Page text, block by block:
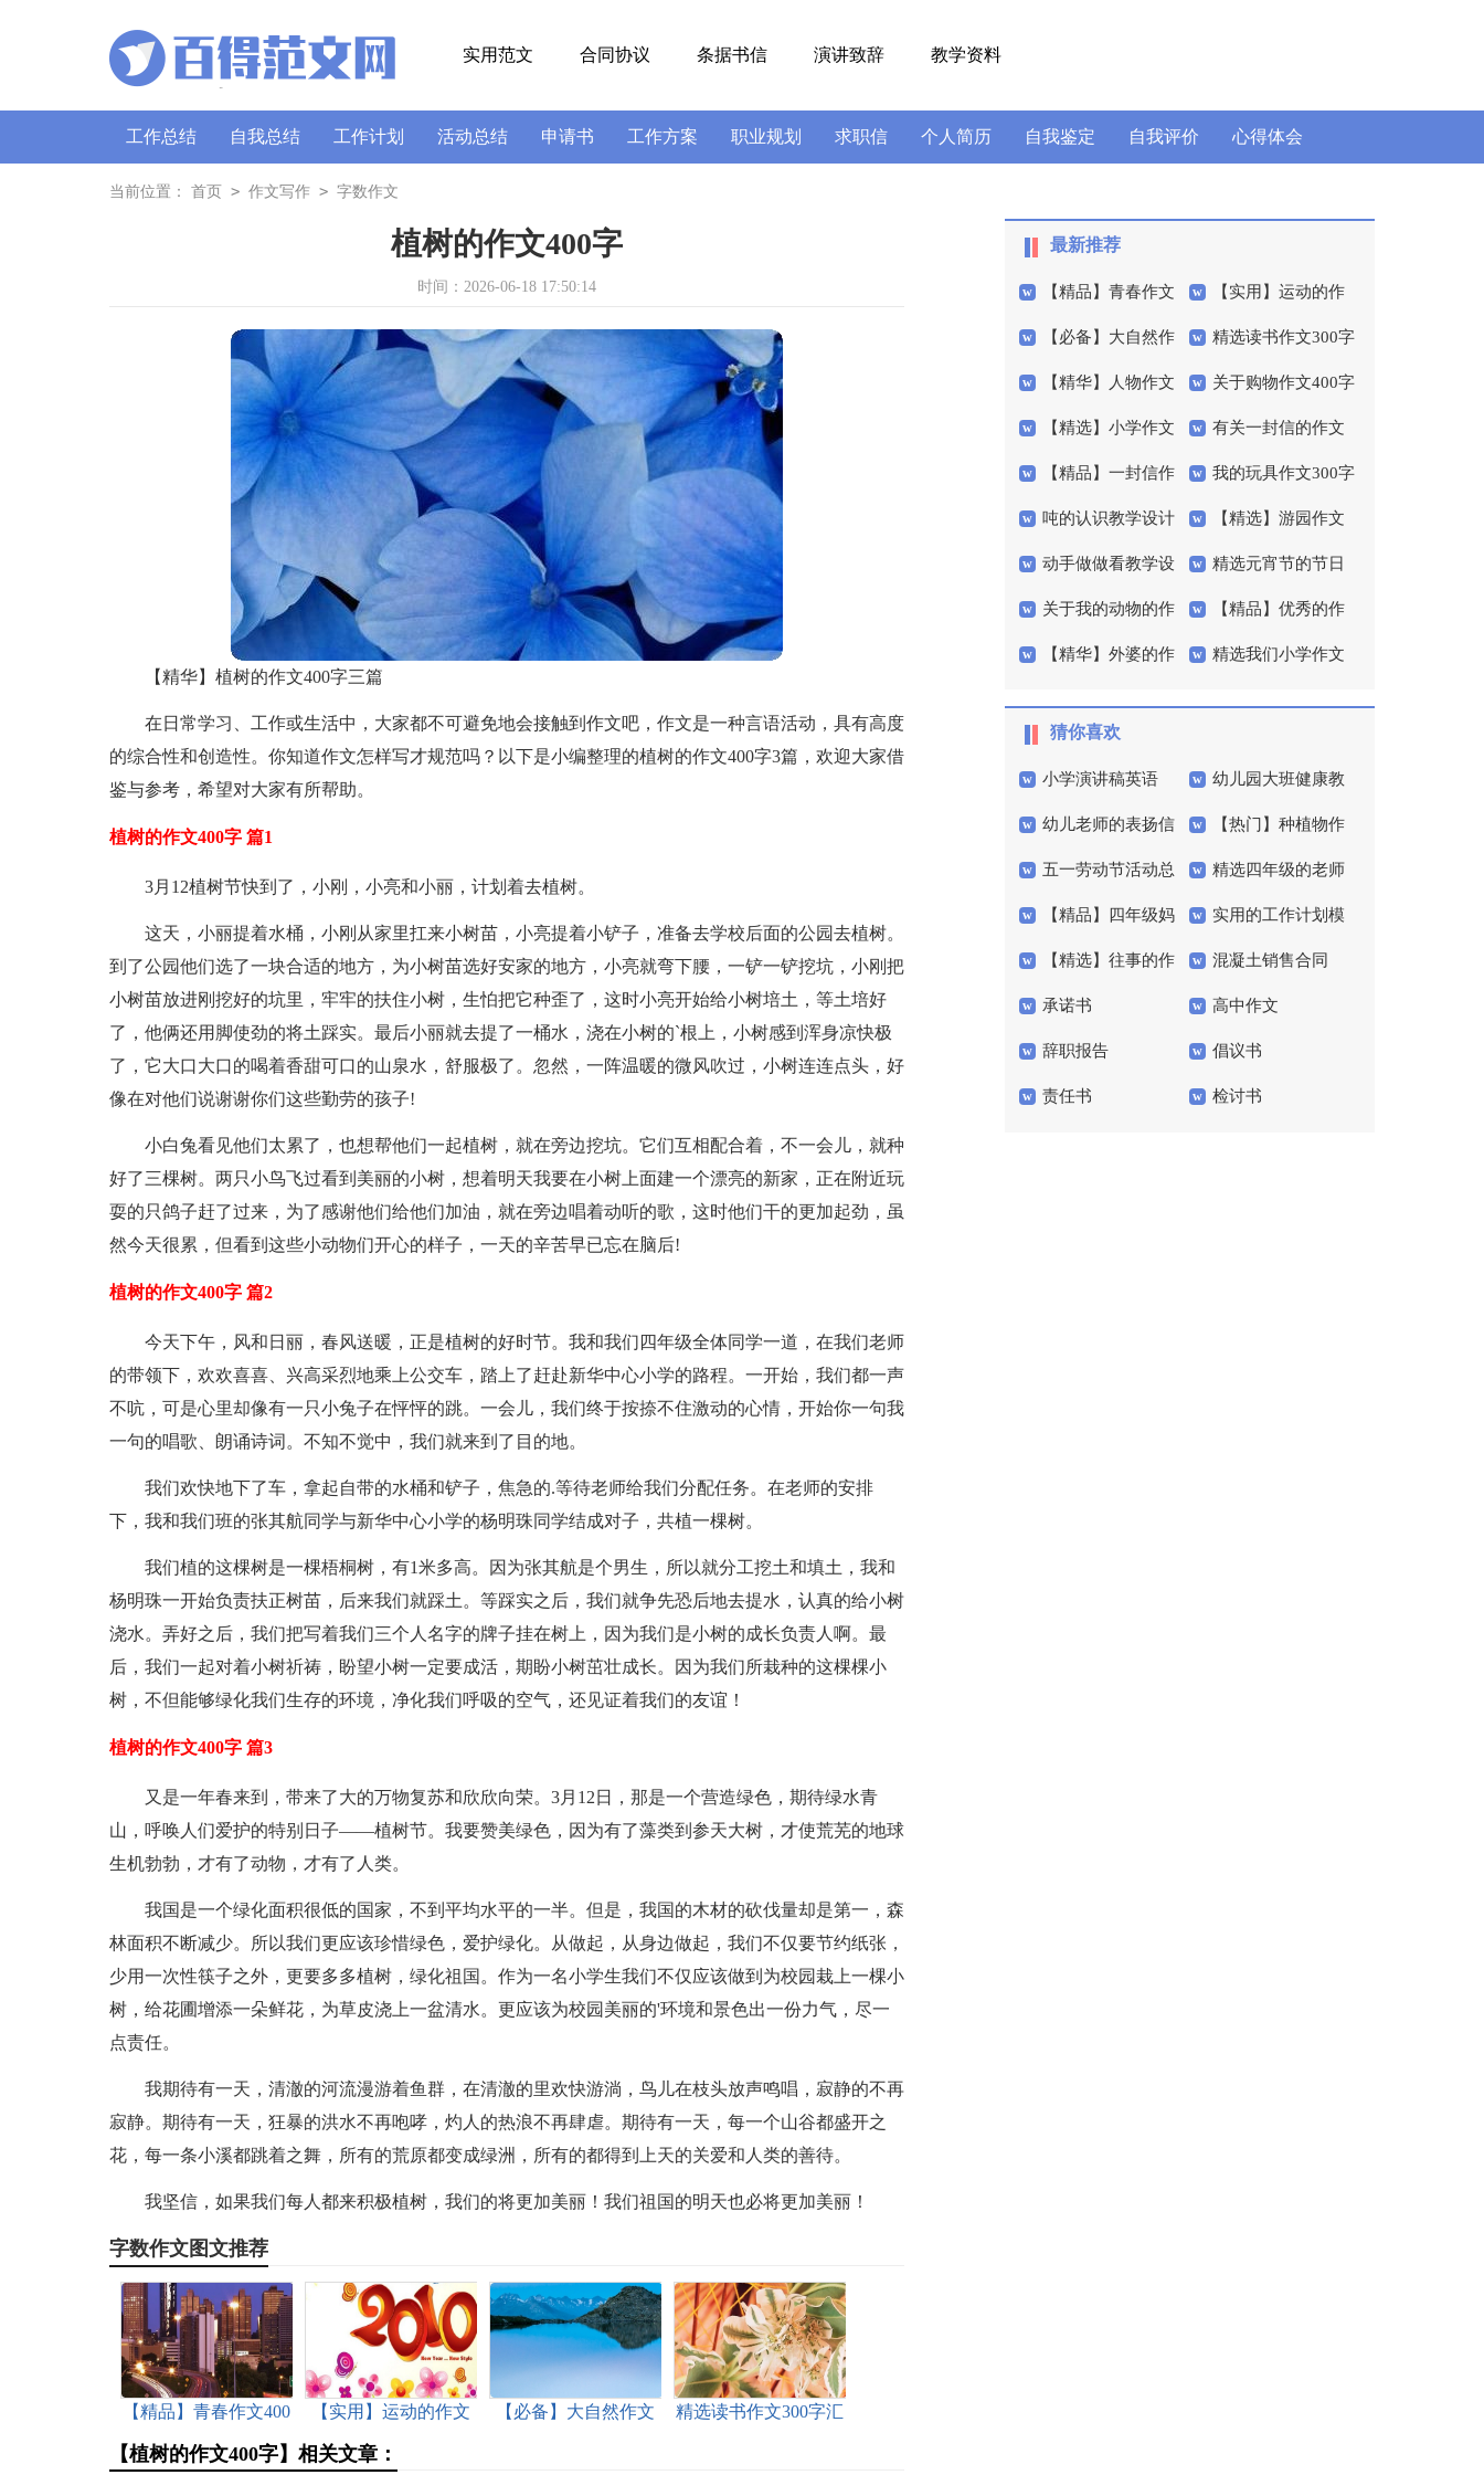
实用范文 合同协议 条据书信 演讲致辞 教学资料
工作总结 自我总结 工作计划 活动总结 申请书 工作方案 职业规划 求职信 个人简历 自我鉴定 自我评价 心得体会
策划书 讲话稿 广播稿 通讯稿
当前位置： 首页 > 作文写作 > 字数作文
植树的作文400字
时间：2026-06-18 17:50:14
【精华】植树的作文400字三篇
在日常学习、工作或生活中，大家都不可避免地会接触到作文吧，作文是一种言语活动，具有高度
的综合性和创造性。你知道作文怎样写才规范吗？以下是小编整理的植树的作文400字3篇，欢迎大家借
鉴与参考，希望对大家有所帮助。
植树的作文400字 篇1
3月12植树节快到了，小刚，小亮和小丽，计划着去植树。
这天，小丽提着水桶，小刚从家里扛来小树苗，小亮提着小铲子，准备去学校后面的公园去植树。
到了公园他们选了一块合适的地方，为小树苗选好安家的地方，小亮就弯下腰，一铲一铲挖坑，小刚把
小树苗放进刚挖好的坑里，牢牢的扶住小树，生怕把它种歪了，这时小亮开始给小树培土，等土培好
了，他俩还用脚使劲的将土踩实。最后小丽就去提了一桶水，浇在小树的`根上，小树感到浑身凉快极
了，它大口大口的喝着香甜可口的山泉水，舒服极了。忽然，一阵温暖的微风吹过，小树连连点头，好
像在对他们说谢谢你们这些勤劳的孩子!
小白兔看见他们太累了，也想帮他们一起植树，就在旁边挖坑。它们互相配合着，不一会儿，就种
好了三棵树。两只小鸟飞过看到美丽的小树，想着明天我要在小树上面建一个漂亮的新家，正在附近玩
耍的只鸽子赶了过来，为了感谢他们给他们加油，就在旁边唱着动听的歌，这时他们干的更加起劲，虽
然今天很累，但看到这些小动物们开心的样子，一天的辛苦早已忘在脑后!
植树的作文400字 篇2
今天下午，风和日丽，春风送暖，正是植树的好时节。我和我们四年级全体同学一道，在我们老师
的带领下，欢欢喜喜、兴高采烈地乘上公交车，踏上了赶赴新华中心小学的路程。一开始，我们都一声
不吭，可是心里却像有一只小兔子在怦怦的跳。一会儿，我们终于按捺不住激动的心情，开始你一句我
一句的唱歌、朗诵诗词。不知不觉中，我们就来到了目的地。
我们欢快地下了车，拿起自带的水桶和铲子，焦急的.等待老师给我们分配任务。在老师的安排
下，我和我们班的张其航同学与新华中心小学的杨明珠同学结成对子，共植一棵树。
我们植的这棵树是一棵梧桐树，有1米多高。因为张其航是个男生，所以就分工挖土和填土，我和
杨明珠一开始负责扶正树苗，后来我们就踩土。等踩实之后，我们就争先恐后地去提水，认真的给小树
浇水。弄好之后，我们把写着我们三个人名字的牌子挂在树上，因为我们是小树的成长负责人啊。最
后，我们一起对着小树祈祷，盼望小树一定要成活，期盼小树茁壮成长。因为我们所栽种的这棵棵小
树，不但能够绿化我们生存的环境，净化我们呼吸的空气，还见证着我们的友谊！
植树的作文400字 篇3
又是一年春来到，带来了大的万物复苏和欣欣向荣。3月12日，那是一个营造绿色，期待绿水青
山，呼唤人们爱护的特别日子——植树节。我要赞美绿色，因为有了藻类到参天大树，才使荒芜的地球
生机勃勃，才有了动物，才有了人类。
我国是一个绿化面积很低的国家，不到平均水平的一半。但是，我国的木材的砍伐量却是第一，森
林面积不断减少。所以我们更应该珍惜绿色，爱护绿化。从做起，从身边做起，我们不仅要节约纸张，
少用一次性筷子之外，更要多多植树，绿化祖国。作为一名小学生我们不仅应该做到为校园栽上一棵小
树，给花圃增添一朵鲜花，为草皮浇上一盆清水。更应该为校园美丽的'环境和景色出一份力气，尽一
点责任。
我期待有一天，清澈的河流漫游着鱼群，在清澈的里欢快游淌，鸟儿在枝头放声鸣唱，寂静的不再
寂静。期待有一天，狂暴的洪水不再咆哮，灼人的热浪不再肆虐。期待有一天，每一个山谷都盛开之
花，每一条小溪都跳着之舞，所有的荒原都变成绿洲，所有的都得到上天的关爱和人类的善待。
我坚信，如果我们每人都来积极植树，我们的将更加美丽！我们祖国的明天也必将更加美丽！
字数作文图文推荐
【精品】青春作文400
【实用】运动的作文
【必备】大自然作文
精选读书作文300字汇
【植树的作文400字】相关文章：
最新推荐
【精品】青春作文
400字三篇
【实用】运动的作
文300字汇总7篇
【必备】大自然作
文400字三篇
精选读书作文300字
汇总8篇
【精华】人物作文
400字4篇
关于购物作文400字
锦集七篇
【精选】小学作文
400字锦集10篇
有关一封信的作文
300字7篇
【精品】一封信作
文400字三篇
我的玩具作文300字
3篇
吨的认识教学设计 【精选】游园作文
400字4篇
动手做做看教学设
计
精选元宵节的节日
作文300字7篇
关于我的动物的作
文300字4篇
【精品】优秀的作
文400字4篇
【精华】外婆的作 精选我们小学作文
猜你喜欢
小学演讲稿英语 幼儿园大班健康教
案合集15篇
幼儿老师的表扬信 【热门】种植物作
文300字3篇
五一劳动节活动总
结
精选四年级的老师
的作文300字集合9篇
【精品】四年级妈
妈作文300字锦集10篇
实用的工作计划模
板集合5篇
【精选】往事的作
文400字四篇
混凝土销售合同
承诺书 高中作文
辞职报告 倡议书
责任书 检讨书